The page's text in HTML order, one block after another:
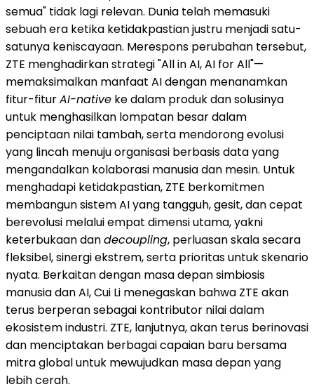
semua" tidak lagi relevan. Dunia telah memasuki
sebuah era ketika ketidakpastian justru menjadi satu-
satunya keniscayaan. Merespons perubahan tersebut,
ZTE menghadirkan strategi "All in AI, AI for All"—
memaksimalkan manfaat AI dengan menanamkan
fitur-fiturAI-native ke dalam produk dan solusinya
untuk menghasilkan lompatan besar dalam
penciptaan nilai tambah, serta mendorong evolusi
yang lincah menuju organisasi berbasis data yang
mengandalkan kolaborasi manusia dan mesin. Untuk
menghadapi ketidakpastian, ZTE berkomitmen
membangun sistem AI yang tangguh, gesit, dan cepat
berevolusi melalui empat dimensi utama, yakni
keterbukaan dandecoupling, perluasan skala secara
fleksibel, sinergi ekstrem, serta prioritas untuk skenario
nyata. Berkaitan dengan masa depan simbiosis
manusia dan AI, Cui Li menegaskan bahwa ZTE akan
terus berperan sebagai kontributor nilai dalam
ekosistem industri. ZTE, lanjutnya, akan terus berinovasi
dan menciptakan berbagai capaian baru bersama
mitra global untuk mewujudkan masa depan yang
lebih cerah.